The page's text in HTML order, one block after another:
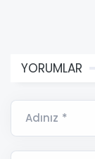
YORUMLAR
Adınız *